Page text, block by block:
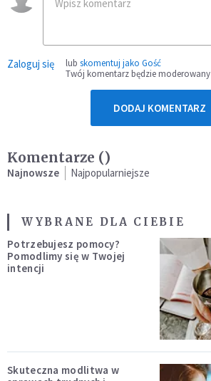
Zaloguj się lub skomentuj jako Gość
Twój komentarz będzie moderowany
DODAJ KOMENTARZ
Komentarze ()
Najnowsze Najpopularniejsze
WYBRANE DLA CIEBIE
Potrzebujesz pomocy?
Pomodlimy się w Twojej
intencji
Skuteczna modlitwa w